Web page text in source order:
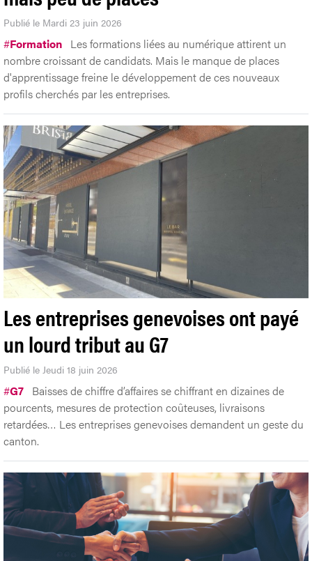
Publié le Mardi 23 juin 2026
#Formation Les formations liées au numérique attirent un
nombre croissant de candidats. Mais le manque de places
d'apprentissage freine le développement de ces nouveaux
profils cherchés par les entreprises.
Les entreprises genevoises ont payé
un lourd tribut au G7
Publié le Jeudi 18 juin 2026
#G7 Baisses de chiffre d’affaires se chiffrant en dizaines de
pourcents, mesures de protection coûteuses, livraisons
retardées… Les entreprises genevoises demandent un geste du
canton.